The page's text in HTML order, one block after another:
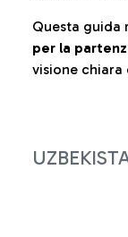
Questa guida
per la
visione chiara